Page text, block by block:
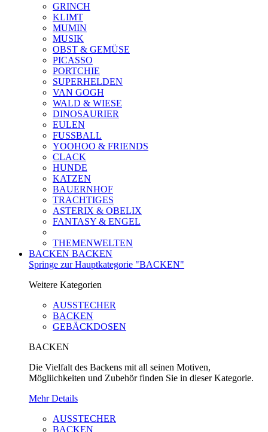
GRINCH
KLIMT
MUMIN
MUSIK
OBST & GEMÜSE
PICASSO
PORTCHIE
SUPERHELDEN
VAN GOGH
WALD & WIESE
DINOSAURIER
EULEN
FUSSBALL
YOOHOO & FRIENDS
CLACK
HUNDE
KATZEN
BAUERNHOF
TRACHTIGES
ASTERIX & OBELIX
FANTASY & ENGEL
THEMENWELTEN
BACKEN BACKEN
Springe zur Hauptkategorie "BACKEN"
Weitere Kategorien
AUSSTECHER
BACKEN
GEBÄCKDOSEN
BACKEN
Die Vielfalt des Backens mit all seinen Motiven,
Mögliichkeiten und Zubehör finden Sie in dieser Kategorie.
Mehr Details
AUSSTECHER
BACKEN